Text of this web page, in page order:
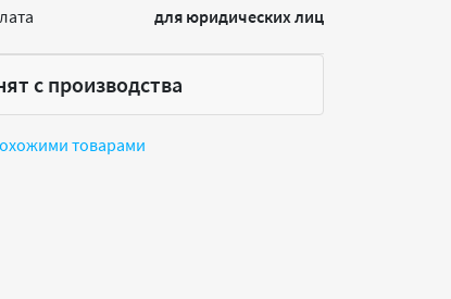
для юридических лиц
с производства
товарами